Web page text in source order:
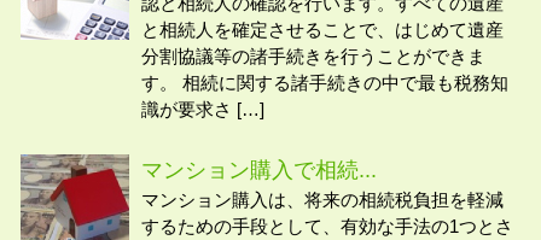
と相続人を確定させることで、はじめて遺産
分割協議等の諸手続きを行うことができま
す。 相続に関する諸手続きの中で最も税務知
識が要求さ […]
マンション購入で相続...
マンション購入は、将来の相続税負担を軽減
するための手段として、有効な手法の1つとさ